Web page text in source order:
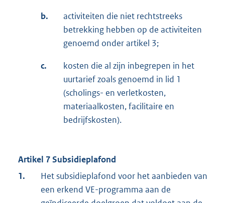
b.
activiteiten die niet rechtstreeks
betrekking hebben op de activiteiten
genoemd onder artikel 3;
c.
kosten die al zijn inbegrepen in het
uurtarief zoals genoemd in lid 1
(scholings- en verletkosten,
materiaalkosten, facilitaire en
bedrijfskosten).
Artikel 7 Subsidieplafond
1.
Het subsidieplafond voor het aanbieden van
een erkend VE-programma aan de